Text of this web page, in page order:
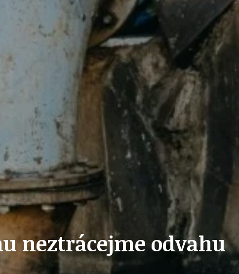
PŘELOŽKA I/12 A STAVBA 511
PŘEVZATÉ ZPRÁVY Z ÚŘADU MČ PRAHA 21
SKAUTSKÁ KLUBOVNA
ŠKOLY A ŠKOLSTVÍ
SOCIÁLNÍ PROJEKTY A POMOC
STAVEBNÍ ZÁKON
neztrácejme odvahu